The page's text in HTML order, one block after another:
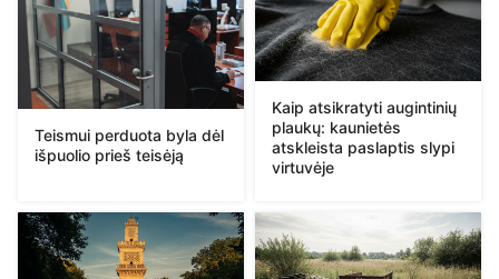
Teismui perduota byla dėl
išpuolio prieš teisėją
Kaip atsikratyti augintinių
plaukų: kaunietės
atskleista paslaptis slypi
virtuvėje